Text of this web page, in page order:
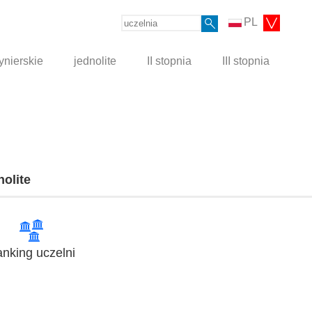
PL
jednolite II stopnia III stopnia
uczelni